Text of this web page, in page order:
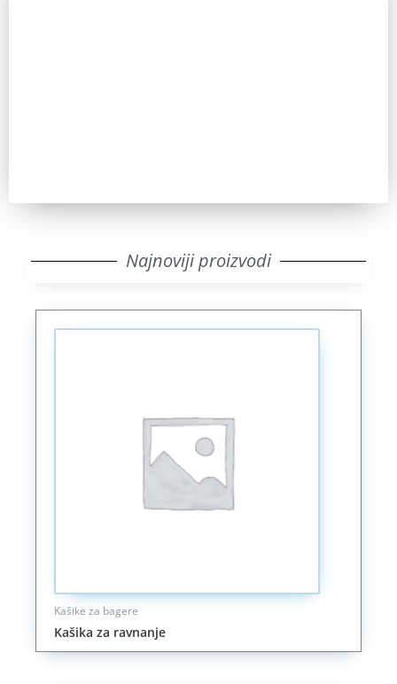
Najnoviji proizvodi
Kašike za bagere
Kašika za ravnanje